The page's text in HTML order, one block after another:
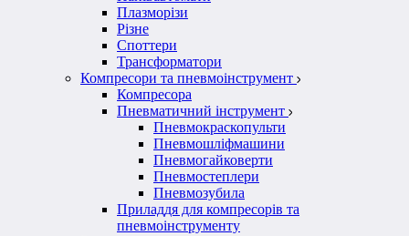
Плазморізи
Різне
Споттери
Трансформатори
Компресори та пневмоінструмент
Компресора
Пневматичний інструмент
Пневмокраскопульти
Пневмошліфмашини
Пневмогайковерти
Пневмостеплери
Пневмозубила
Приладдя для компресорів та
пневмоінструменту